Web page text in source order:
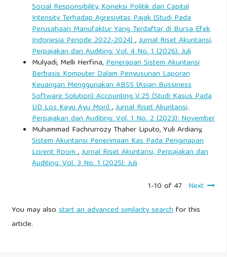
Social Responsibility, Koneksi Politik dan Capital
Intensity Terhadap Agresivitas Pajak (Studi Pada
Perusahaan Manufaktur Yang Terdaftar di Bursa Efek
Indonesia Periode 2022-2024),Jurnal Riset Akuntansi,
Perpajakan dan Auditing: Vol. 4 No. 1 (2026): Juli
Mulyadi, Melli Herfina,Penerapan Sistem Akuntansi
Berbasis Komputer Dalam Penyusunan Laporan
Keuangan Menggunakan ABSS (Asian Bussiness
Software Solution) Accounting V.25 (Studi Kasus Pada
UD Los Kayu Ayu Mon),Jurnal Riset Akuntansi,
Perpajakan dan Auditing: Vol. 1 No. 2 (2023): November
Muhammad Fachrurrozy Thaher Liputo, Yuli Ardiany,
Sistem Akuntansi Penerimaan Kas Pada Penginapan
Lorent Room,Jurnal Riset Akuntansi, Perpajakan dan
Auditing: Vol. 3 No. 1 (2025): Juli
1-10 of 47 Next
You may alsostart an advanced similarity searchfor this
article.